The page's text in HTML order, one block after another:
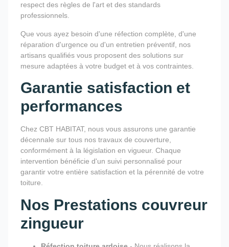
respect des règles de l'art et des standards
professionnels.
Que vous ayez besoin d'une réfection complète, d'une
réparation d'urgence ou d'un entretien préventif, nos
artisans qualifiés vous proposent des solutions sur
mesure adaptées à votre budget et à vos contraintes.
Garantie satisfaction et
performances
Chez CBT HABITAT, nous vous assurons une garantie
décennale sur tous nos travaux de couverture,
conformément à la législation en vigueur. Chaque
intervention bénéficie d'un suivi personnalisé pour
garantir votre entière satisfaction et la pérennité de votre
toiture.
Nos Prestations couvreur
zingueur